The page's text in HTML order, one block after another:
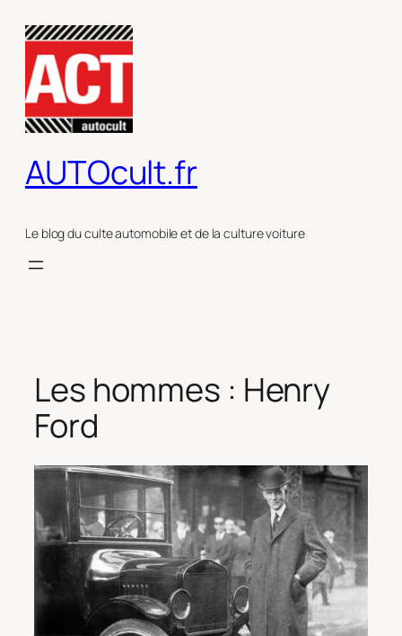
contenu
AUTOcult.fr
Le blog du culte automobile et de la culture voiture
Les hommes : Henry
Ford